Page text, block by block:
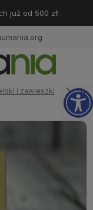
już od 500 zł!
i zawieszki